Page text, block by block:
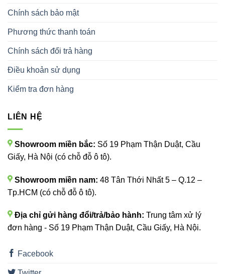
Chính sách bảo mật
Phương thức thanh toán
Chính sách đổi trả hàng
Điều khoản sử dụng
Kiểm tra đơn hàng
LIÊN HỆ
Showroom miền bắc: Số 19 Phạm Thận Duật, Cầu
Giấy, Hà Nội (có chỗ đỗ ô tô).
Showroom miền nam: 48 Tân Thới Nhất 5 – Q.12 –
Tp.HCM (có chỗ đỗ ô tô).
Địa chỉ gửi hàng đổi/trả/bảo hành: Trung tâm xử lý
đơn hàng - Số 19 Phạm Thận Duật, Cầu Giấy, Hà Nội.
Facebook